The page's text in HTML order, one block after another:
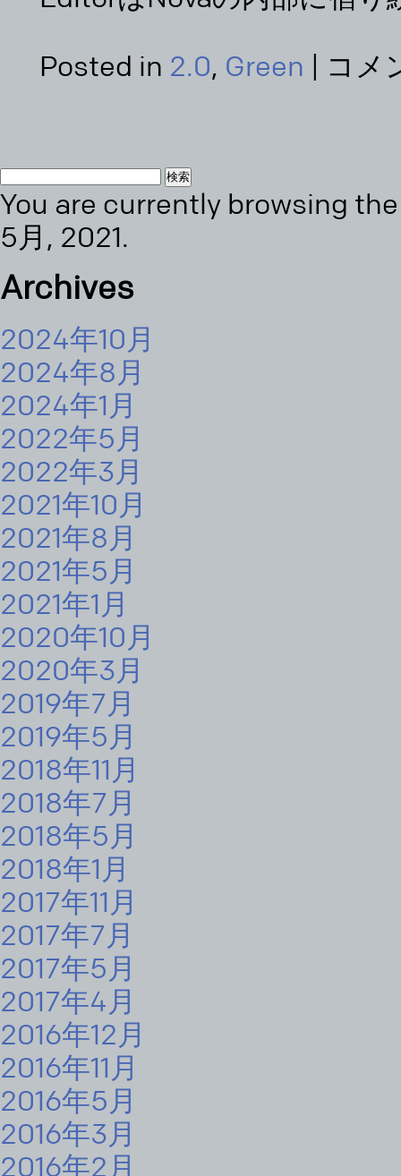
Posted in 2.0, Green コメ
検
索:
You are currently browsing
5月, 2021.
Archives
2024年10月
2024年8月
2024年1月
2022年5月
2022年3月
2021年10月
2021年8月
2021年5月
2021年1月
2020年10月
2020年3月
2019年7月
2019年5月
2018年11月
2018年7月
2018年5月
2018年1月
2017年11月
2017年7月
2017年5月
2017年4月
2016年12月
2016年11月
2016年5月
2016年3月
2016年2月